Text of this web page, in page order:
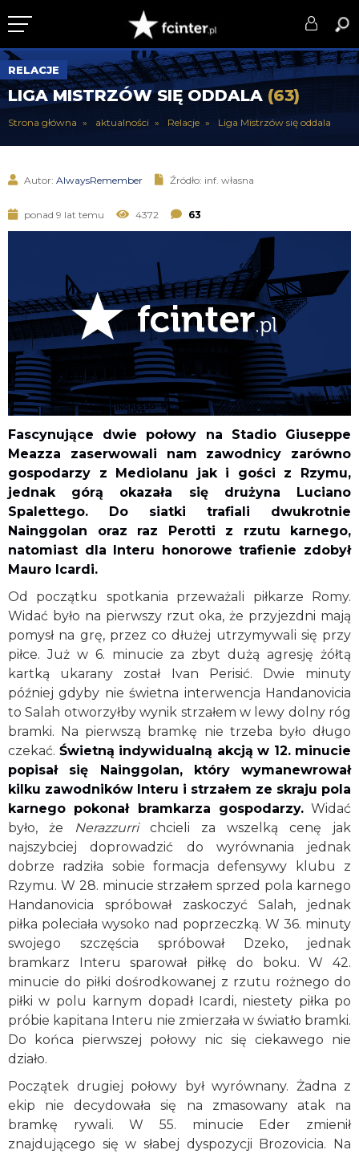
KLUB
DRUŻYNA
DLA TIFOSICH
RELACJE
LIGA MISTRZÓW SIĘ ODDALA (63)
Strona główna aktualności Relacje Liga Mistrzów się oddala
Autor: AlwaysRemember Źródło: inf. własna
ponad 9 lat temu 4372 63
Fascynujące dwie połowy na Stadio Giuseppe
Meazza zaserwowali nam zawodnicy zarówno
gospodarzy z Mediolanu jak i gości z Rzymu,
jednak górą okazała się drużyna Luciano
Spalettego. Do siatki trafiali dwukrotnie
Nainggolan oraz raz Perotti z rzutu karnego,
natomiast dla Interu honorowe trafienie zdobył
Mauro Icardi.
Od początku spotkania przeważali piłkarze Romy.
Widać było na pierwszy rzut oka, że przyjezdni mają
pomysł na grę, przez co dłużej utrzymywali się przy
piłce. Już w 6. minucie za zbyt dużą agresję żółtą
kartką ukarany został Ivan Perisić. Dwie minuty
później gdyby nie świetna interwencja Handanovicia
to Salah otworzyłby wynik strzałem w lewy dolny róg
bramki. Na pierwszą bramkę nie trzeba było długo
czekać. Świetną indywidualną akcją w 12. minucie
popisał się Nainggolan, który wymanewrował
kilku zawodników Interu i strzałem ze skraju pola
karnego pokonał bramkarza gospodarzy.Widać
było, że
Nerazzurrichcieli za wszelką cenę jak
najszybciej doprowadzić do wyrównania jednak
dobrze radziła sobie formacja defensywy klubu z
Rzymu. W 28. minucie strzałem sprzed pola karnego
Handanovicia spróbował zaskoczyć Salah, jednak
piłka poleciała wysoko nad poprzeczką. W 36. minuty
swojego szczęścia spróbował Dzeko, jednak
bramkarz Interu sparował piłkę do boku. W 42.
minucie do piłki dośrodkowanej z rzutu rożnego do
piłki w polu karnym dopadł Icardi, niestety piłka po
próbie kapitana Interu nie zmierzała w światło bramki.
Do końca pierwszej połowy nic się ciekawego nie
działo.
Początek drugiej połowy był wyrównany. Żadna z
ekip nie decydowała się na zmasowany atak na
bramkę rywali. W 55. minucie Eder zmienił
znajdującego się w słabej dyspozycji Brozovicia. Na